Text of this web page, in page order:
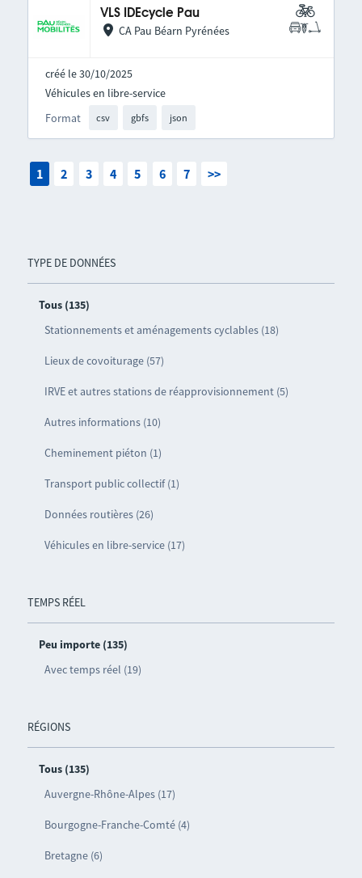
TYPE DE DONNÉES
Tous (135)
Stationnements et aménagements cyclables (18)
Lieux de covoiturage (57)
IRVE et autres stations de réapprovisionnement (5)
Autres informations (10)
Cheminement piéton (1)
Transport public collectif (1)
Données routières (26)
Véhicules en libre-service (17)
TEMPS RÉEL
Peu importe (135)
Avec temps réel (19)
RÉGIONS
Tous (135)
Auvergne-Rhône-Alpes (17)
Bourgogne-Franche-Comté (4)
Bretagne (6)
VLS IDEcycle Pau
CA Pau Béarn Pyrénées
créé le 30/10/2025
Format csv gbfs json
Véhicules en libre-service
1 2 3 4 5 6 7 >>